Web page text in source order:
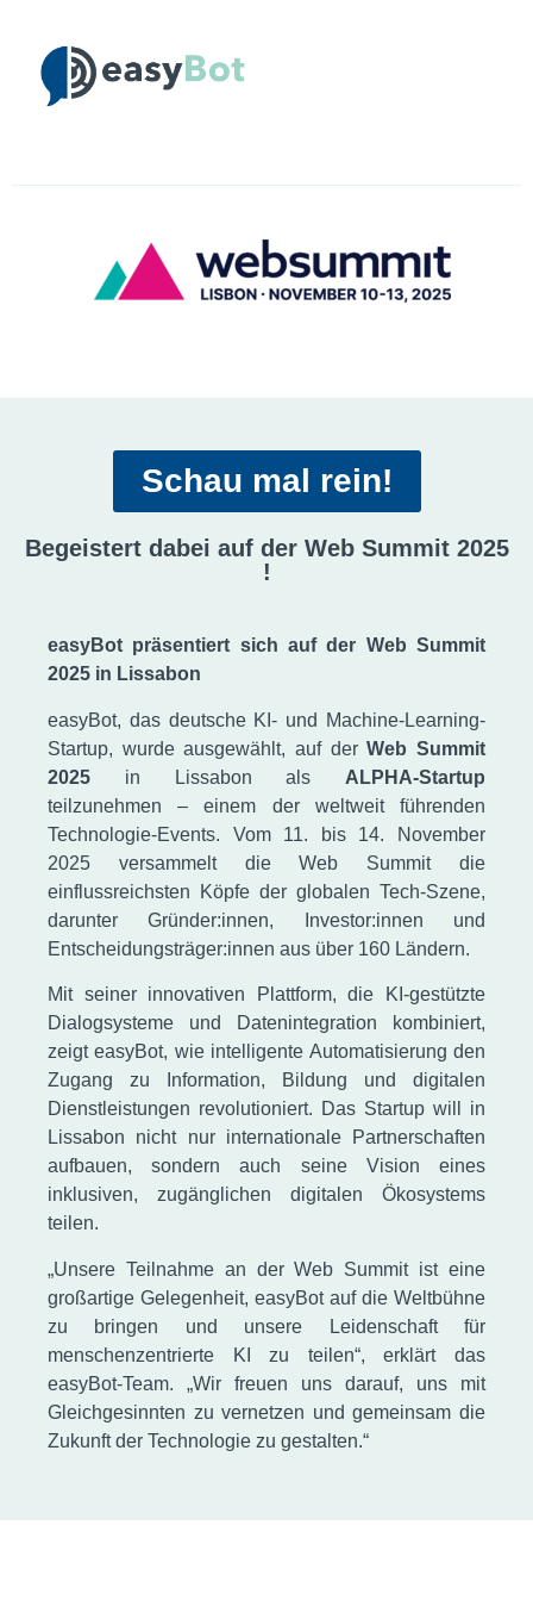
Schau mal rein!
Begeistert dabei auf der Web Summit 2025
!
easyBot präsentiert sich auf der Web Summit
2025 in Lissabon
easyBot, das deutsche KI- und Machine-Learning-
Startup, wurde ausgewählt, auf derWeb Summit
2025 in Lissabon als ALPHA-Startup
teilzunehmen – einem der weltweit führenden
Technologie-Events. Vom 11. bis 14. November
2025 versammelt die Web Summit die
einflussreichsten Köpfe der globalen Tech-Szene,
darunter Gründer:innen, Investor:innen und
Entscheidungsträger:innen aus über 160 Ländern.
Mit seiner innovativen Plattform, die KI-gestützte
Dialogsysteme und Datenintegration kombiniert,
zeigt easyBot, wie intelligente Automatisierung den
Zugang zu Information, Bildung und digitalen
Dienstleistungen revolutioniert. Das Startup will in
Lissabon nicht nur internationale Partnerschaften
aufbauen, sondern auch seine Vision eines
inklusiven, zugänglichen digitalen Ökosystems
teilen.
„Unsere Teilnahme an der Web Summit ist eine
großartige Gelegenheit, easyBot auf die Weltbühne
zu bringen und unsere Leidenschaft für
menschenzentrierte KI zu teilen“, erklärt das
easyBot-Team. „Wir freuen uns darauf, uns mit
Gleichgesinnten zu vernetzen und gemeinsam die
Zukunft der Technologie zu gestalten.“